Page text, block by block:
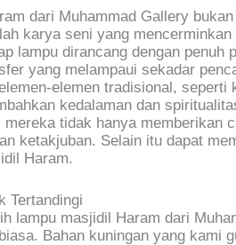
dari Muhammad Gallery
karya seni yang
lampu dirancang dengan penuh
yang melampaui sekadar
elemen tradisional,
kedalaman dan
mereka tidak hanya memberikan
ketakjuban. Selain itu dapat
Haram.
Tertandingi
lampu masjidil Haram dari
Bahan kuningan yang kami